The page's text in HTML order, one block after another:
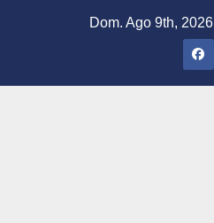
Dom. Ago 9th, 2026